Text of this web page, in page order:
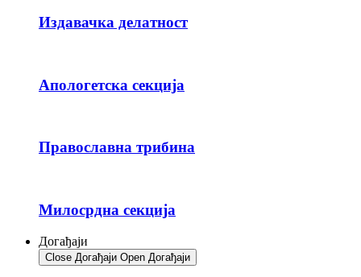
Издавачка делатност
Апологетска секција
Православна трибина
Милосрдна секција
Догађаји
Close Догађаји Open Догађаји